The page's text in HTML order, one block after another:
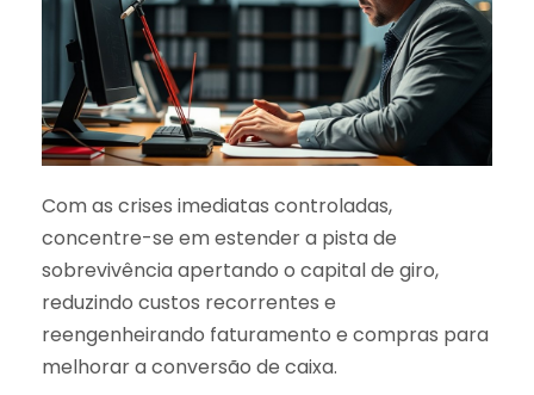
Com as crises imediatas controladas,
concentre-se em estender a pista de
sobrevivência apertando o capital de giro,
reduzindo custos recorrentes e
reengenheirando faturamento e compras para
melhorar a conversão de caixa.